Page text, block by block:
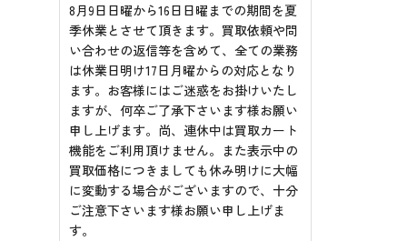
8月9日日曜から16日日曜までの期間を夏
季休業とさせて頂きます。買取依頼や問
い合わせの返信等を含めて、全ての業務
は休業日明け17日月曜からの対応となり
ます。お客様にはご迷惑をお掛けいたし
ますが、何卒ご了承下さいます様お願い
申し上げます。尚、連休中は買取カート
機能をご利用頂けません。また表示中の
買取価格につきましても休み明けに大幅
に変動する場合がございますので、十分
ご注意下さいます様お願い申し上げま
す。